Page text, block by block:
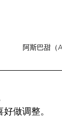
阿斯巴甜（
做调整。